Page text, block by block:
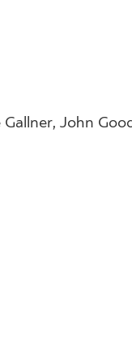
John